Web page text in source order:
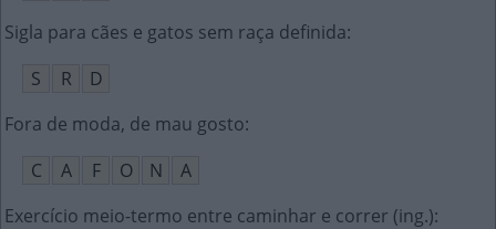
Sigla para cães e gatos sem raça definida:
S
R
D
Fora de moda, de mau gosto:
C
A F O N
A
Exercício meio-termo entre caminhar e correr (ing.):